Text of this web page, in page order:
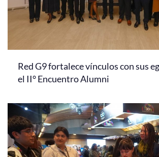
Red G9 fortalece vínculos con sus
el II° Encuentro Alumni